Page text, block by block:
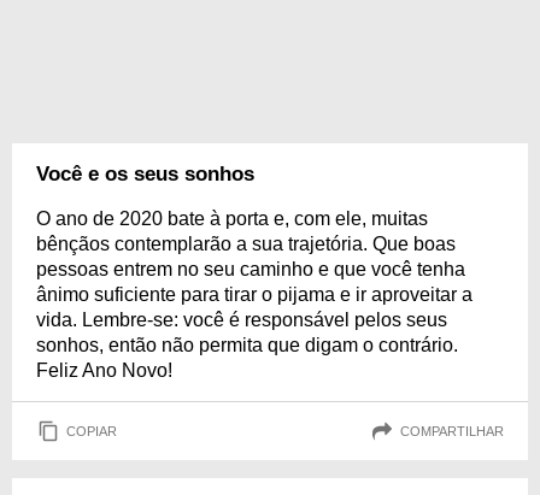
Você e os seus sonhos
O ano de 2020 bate à porta e, com ele, muitas
bênçãos contemplarão a sua trajetória. Que boas
pessoas entrem no seu caminho e que você tenha
ânimo suficiente para tirar o pijama e ir aproveitar a
vida. Lembre-se: você é responsável pelos seus
sonhos, então não permita que digam o contrário.
Feliz Ano Novo!
COPIAR COMPARTILHAR